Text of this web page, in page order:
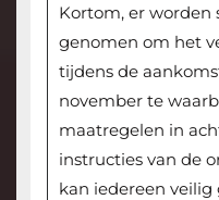
Kortom, er worden
genomen om het
tijdens de
november te
maatregelen in
instructies van de
kan iedereen